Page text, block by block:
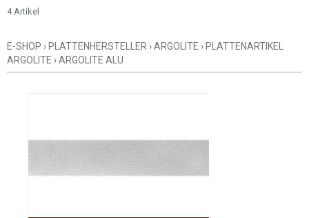
OBERFLÄCHE
AUSFÜHRUNG
4 Artikel
E-SHOP › PLATTENHERSTELLER ›ARGOLITE › PLATTENARTIKEL
ARGOLITE ›ARGOLITE ALU